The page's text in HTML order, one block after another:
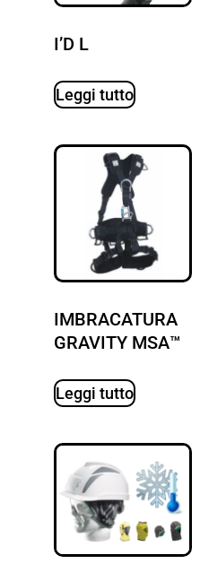
I’D L
Leggi tutto
IMBRACATURA
GRAVITY MSA™
Leggi tutto